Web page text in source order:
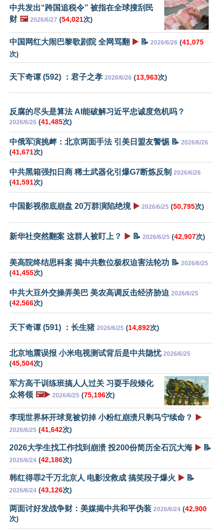
中共发出“跨国追税令” 被指在全球搜刮民
财 🖼️ 2026/6/27 (54,021次)
中国网红大闹巴黎歌剧院 全网骂翻 ▶️ 📝 2026/6/26 (41,075
次)
天下奇谭 (592) ：君子之孝 2026/6/26 (13,963次)
反腐的尽头是算法 AI能破解习近平忠诚度危机吗？
2026/6/26 (41,485次)
中俄军演挑衅：北京两面手法 引美日盟友警惕 📝 2026/6/26
(41,671次)
中共黑箱强扣日商 稀土武器化引爆G7断炼反制 2026/6/26
(41,591次)
中国影视彻底崩盘 20万群演陷绝境 ▶️ 2026/6/25 (50,795次)
新华社突然翻案 这群人被盯上？ ▶️ 📝 2026/6/25 (42,907次)
美高院终结思科案 揭中共数位极权迫害法轮功 📝 2026/6/25
(41,455次)
中共大豆外交操弄美巴 美农高调反击经济胁迫 2026/6/25
(42,566次)
天下奇谭 (591) ：长生猪 2026/6/25 (14,892次)
北京地震误报 小米电视测试背后是中共隐忧 2026/6/25
(45,504次)
军方高干训练班搞人人过关 习耍手段矮化
众将领 🖼️▶️ 2026/6/25 (75,196次)
李现世界杯开球竟被切掉 小粉红崩溃只剩马宁续命？ ▶️
2026/6/25 (41,642次)
2026大学生找工作找到崩溃 投200份简历全石沉大海 ▶️ 📝
2026/6/24 (42,186次)
韩红得罪2千万北京人 电影没救成 搞笑段子爆火 ▶️ 📝
2026/6/24 (43,126次)
两面讨好发战争财：美媒揭中共和平伪装 2026/6/24 (42,900
次)